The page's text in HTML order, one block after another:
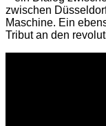
zwischen
Maschine. Ein
Tribut an den